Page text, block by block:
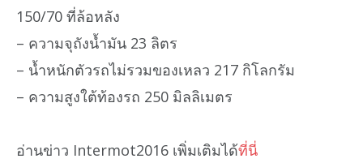
150/70 ที่ล้อหลัง
– ความจุถังน้ำมัน 23 ลิตร
– น้ำหนักตัวรถไม่รวมของเหลว 217 กิโลกรัม
– ความสูงใต้ท้องรถ 250 มิลลิเมตร
อ่านข่าว Intermot2016 เพิ่มเติมได้ที่นี่